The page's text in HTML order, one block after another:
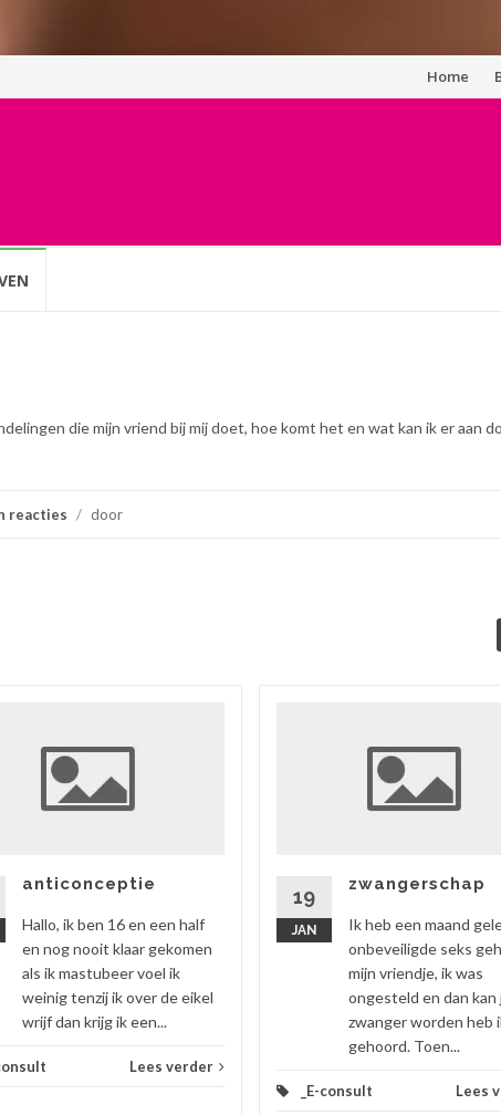
Spring
Home
die mijn vriend bij mij doet, hoe komt het en wat kan ik er aan
reacties / door
anticonceptie
Hallo, ik ben 16 en een half
en nog nooit klaar gekomen
als ik mastubeer voel ik
weinig tenzij ik over de eikel
wrijf dan krijg ik een...
Lees verder
19
JAN
zwangerschap
Ik heb een maand
onbeveiligde seks
mijn vriendje, ik was
ongesteld en dan kan
zwanger worden heb
gehoord. Toen...
_E-consult Lees